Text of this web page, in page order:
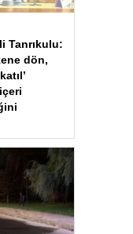
Tanrıkulu:
dön,